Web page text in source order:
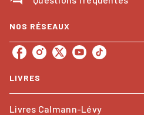
NOS RÉSEAUX
LIVRES
Livres Calmann-Lévy